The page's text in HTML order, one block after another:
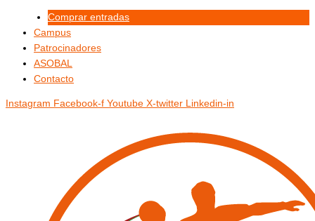
contenido
Comprar entradas
Campus
Patrocinadores
ASOBAL
Contacto
Instagram Facebook-f Youtube X-twitter Linkedin-in